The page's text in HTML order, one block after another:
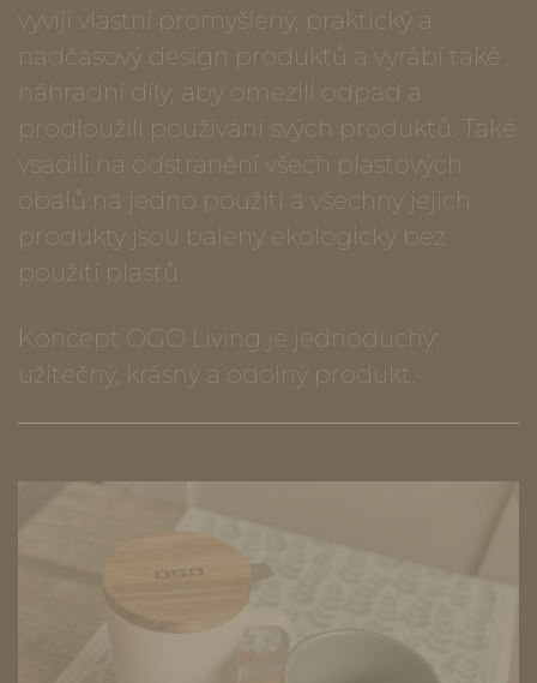
vyvíjí vlastní promyšlený, praktický a
nadčasový design produktů a vyrábí také
náhradní díly, aby omezili odpad a
prodloužili používání svých produktů. Také
vsadili na odstranění všech plastových
obalů na jedno použití a všechny jejich
produkty jsou baleny ekologicky bez
použití plastů.
Koncept OGO Living je jednoduchý:
užitečný, krásný a odolný produkt.